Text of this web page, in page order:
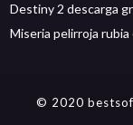
Destiny 2 descarga
Miseria pelirroja
© 2020